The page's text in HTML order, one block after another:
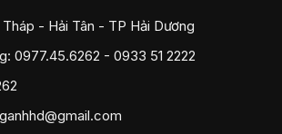
- Hải Tân - TP Hải Dương
0977.45.6262 - 0933 51 2222